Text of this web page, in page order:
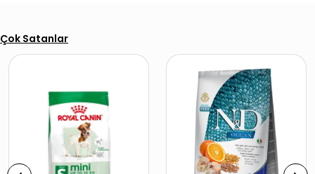
Çok Satanlar